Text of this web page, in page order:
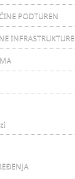
PODTUREN
INFRASTRUKTURE